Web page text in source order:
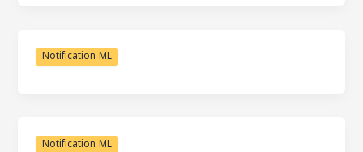
Notification ML
Notification ML